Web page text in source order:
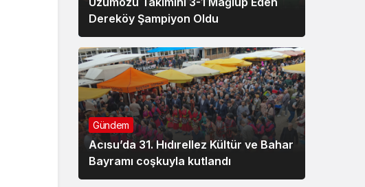
Dereköy Şampiyon Oldu
Gündem
Acısu’da 31. Hıdırellez Kültür ve Bahar
Bayramı coşkuyla kutlandı